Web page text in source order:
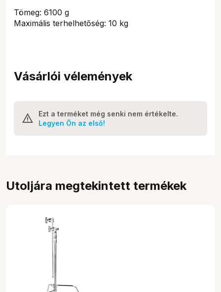
Tömeg: 6100 g
Maximális terhelhetőség: 10 kg
Vásárlói vélemények
Ezt a terméket még senki nem értékelte.
Legyen Ön az első!
Utoljára megtekintett termékek